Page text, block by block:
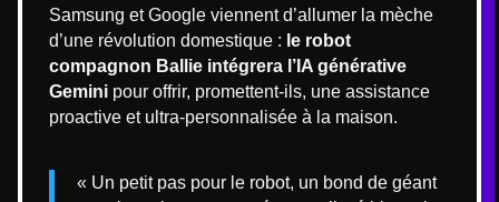
Samsung et Google viennent d’allumer la mèche
d’une révolution domestique : le robot
compagnon Ballie intégrera l’IA générative
Gemini pour offrir, promettent-ils, une assistance
proactive et ultra-personnalisée à la maison.
« Un petit pas pour le robot, un bond de géant